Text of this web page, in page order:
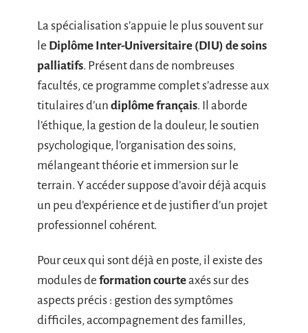
La spécialisation s’appuie le plus souvent sur
le Diplôme Inter-Universitaire (DIU) de soins
palliatifs. Présent dans de nombreuses
facultés, ce programme complet s’adresse aux
titulaires d’un diplôme français. Il aborde
l’éthique, la gestion de la douleur, le soutien
psychologique, l’organisation des soins,
mélangeant théorie et immersion sur le
terrain. Y accéder suppose d’avoir déjà acquis
un peu d’expérience et de justifier d’un projet
professionnel cohérent.
Pour ceux qui sont déjà en poste, il existe des
modules de formation courteaxés sur des
aspects précis : gestion des symptômes
difficiles, accompagnement des familles,